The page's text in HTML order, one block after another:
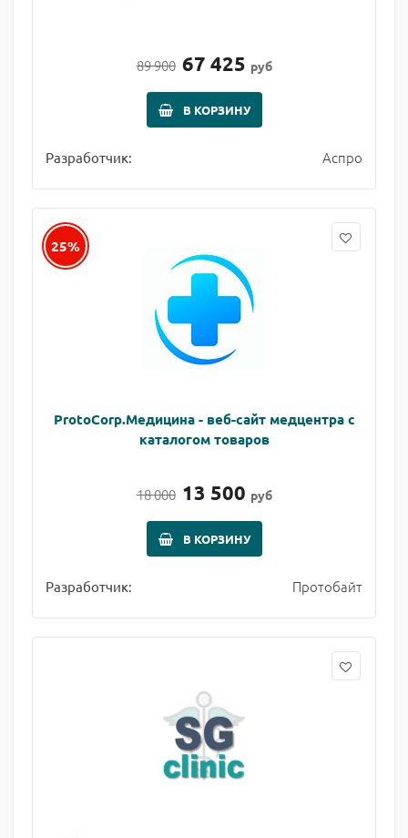
89 900 67 425 руб
В КОРЗИНУ
Разработчик: Аспро
25%
ProtoCorp.Медицина - веб-сайт медцентра с
каталогом товаров
18 000 13 500 руб
В КОРЗИНУ
Разработчик: Протобайт